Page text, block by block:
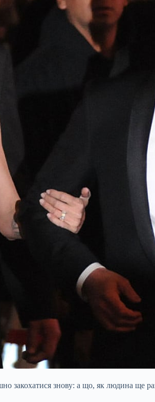
закохатися знову: а що, як людина ще